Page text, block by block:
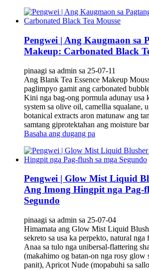
Pengwei | Ang Kaugmaon sa
Makeup: Carbonated Black
pinaagi sa admin sa 25-07-11
Ang Blank Tea Essence Makeup
paglimpyo gamit ang carbonated
Kini nga bag-ong pormula adunay usa
system sa olive oil, camellia squalane,
botanical extracts aron matunaw ang
samtang giprotektahan ang moisture
Basaha ang dugang pa
Pengwei | Glow Mist Liquid
Ang Imong Hingpit nga Pag-
Segundo
pinaagi sa admin sa 25-07-04
Himamata ang ‌Glow Mist Liquid
sekreto sa usa ka perpekto, natural nga
Anaa sa ‌tulo nga unibersal-flattering
(makahimo og batan-on nga rosy glow
panit), Apricot Nude (mopabuhi sa